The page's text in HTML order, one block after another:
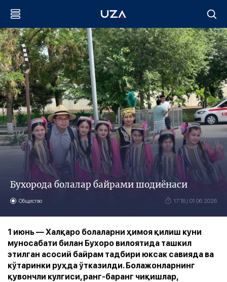
Бухорода болалар байрами шодиёнаси
Общество 17:18 / 01.06.2026
1 июнь — Халқаро болаларни ҳимоя қилиш куни
муносабати билан Бухоро вилоятида ташкил
этилган асосий байрам тадбири юксак савияда ва
кўтаринки руҳда ўтказилди. Болажонларнинг
қувончли кулгиси, ранг-баранг чиқишлар,